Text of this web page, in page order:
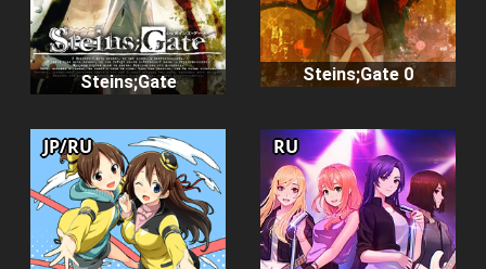
Steins;Gate Steins;Gate 0
JP/RU RU